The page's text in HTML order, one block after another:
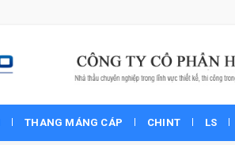
THANG MÁNG CÁP CHINT LS